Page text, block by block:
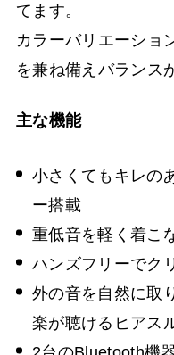
てます。
カラーバリエーショ
を兼ね備えバランス
主な機能
⼩さくてもキレの
ー搭載
重低⾳を軽く着こ
ハンズフリーでク
外の⾳を⾃然に取
楽が聴けるヒアス